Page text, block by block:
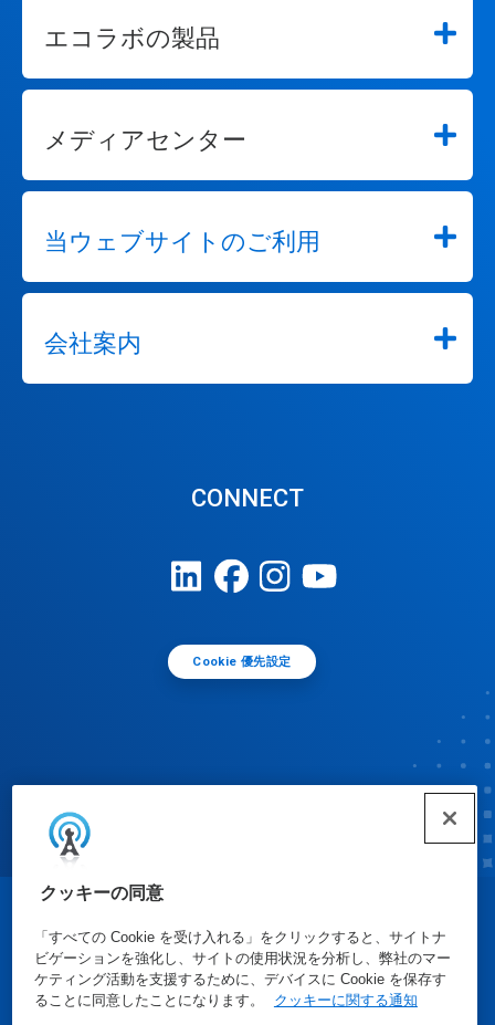
クッキーの同意
「すべての Cookie を受け入れる」をクリックすると、サイトナ
ビゲーションを強化し、サイトの使用状況を分析し、弊社のマー
ケティング活動を支援するために、デバイスに Cookie を保存す
ることに同意したことになります。
クッキーに関する通知
エコラボの製品
メディアセンター
当ウェブサイトのご利用
会社案内
CONNECT
Cookie 優先設定
© Ecolab Inc. 2025
安全データシート|プライバシーポリシー|利用規約